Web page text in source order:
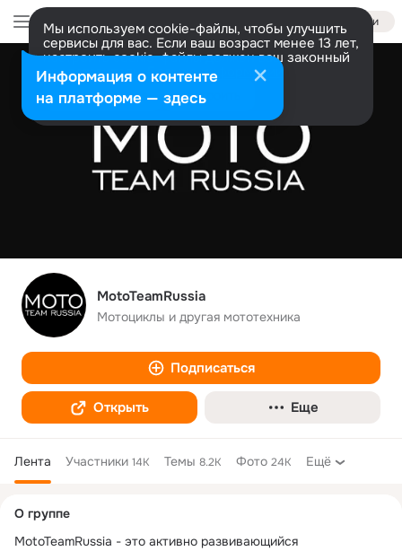
Войти
Мы используем cookie-файлы, чтобы улучшить
сервисы для вас. Если ваш возраст менее 13 лет,
настроить cookie-файлы должен ваш законный
представитель. Больше информации
Разрешить все Настроить
MotoTeamRussia
Мотоциклы и другая мототехника
Подписаться
Открыть Еще
Лента Участники 14K Темы 8.2K Фото 24K Ещё
колонка
О группе
MotoTeamRussia - это активно развивающийся
Информация о контенте
на платформе — здесь